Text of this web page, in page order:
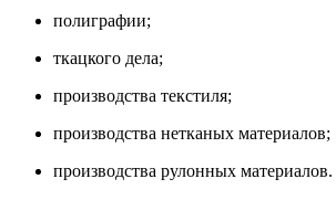
полиграфии;
ткацкого дела;
производства текстиля;
производства нетканых материалов;
производства рулонных материалов.